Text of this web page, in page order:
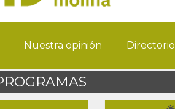
Nuestra opinión Directorio